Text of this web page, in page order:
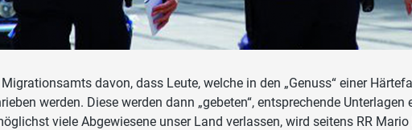
davon, dass Leute, welche in den „Genuss“ einer
werden. Diese werden dann „gebeten“, entsprechende Unterlagen
viele Abgewiesene unser Land verlassen, wird seitens RR Mario